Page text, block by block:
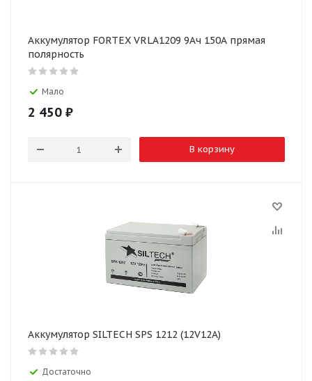
Аккумулятор FORTEX VRLA1209 9Ач 150А прямая
полярность
Мало
2 450 ₽
В корзину
Аккумулятор SILTECH SPS 1212 (12V12A)
Достаточно